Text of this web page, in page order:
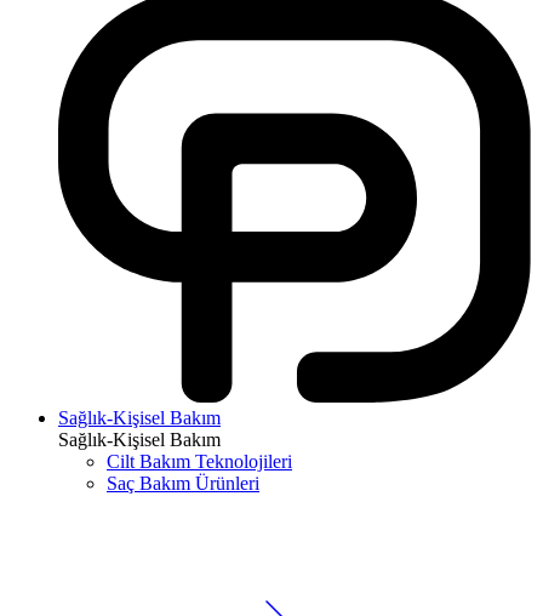
Sağlık-Kişisel Bakım
Sağlık-Kişisel Bakım
Cilt Bakım Teknolojileri
Saç Bakım Ürünleri